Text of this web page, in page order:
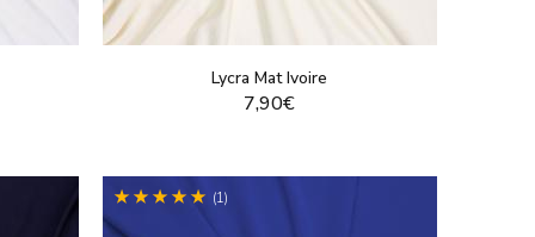
Lycra Mat Ivoire
7,90€
VOIR LE PRODUIT
(1)